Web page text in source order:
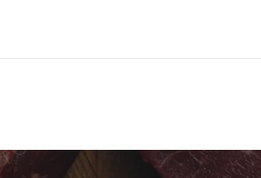
Меню Про компанію